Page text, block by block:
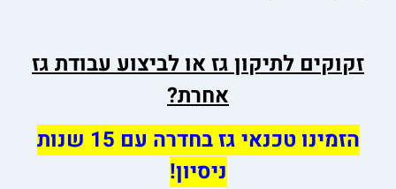
זקוקים לתיקון גז או לביצוע עבודת גז
אחרת?
הזמינו טכנאי גז בחדרה עם 15 שנות
ניסיון!